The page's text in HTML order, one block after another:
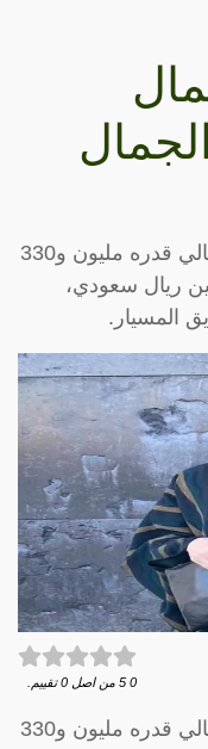
عرضت سيدة أعمال سعودية مبلغ مالي قدره مليون و330
ما يساوي 5 ملايين ريال سعودي،
المسيار.
0
5 من اصل 0 تقييم.
عرضت سيدة أعمال سعودية مبلغ مالي قدره مليون و330